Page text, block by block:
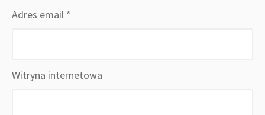
Adres email *
Witryna internetowa